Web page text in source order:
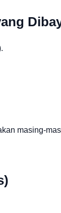
masing-